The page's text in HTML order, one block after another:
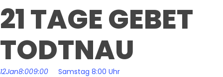
21 TAGE GEBET
TODTNAU
12Jan8:009:00 Samstag 8:00 Uhr